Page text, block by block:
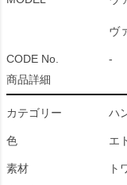
ヴ
CODE No.
-
商品詳細
カテゴリー ハ
色 エ
素材
ト